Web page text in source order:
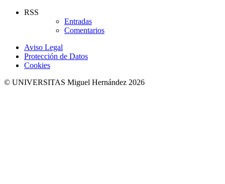
RSS
Entradas
Comentarios
Aviso Legal
Protección de Datos
Cookies
© UNIVERSITAS Miguel Hernández 2026